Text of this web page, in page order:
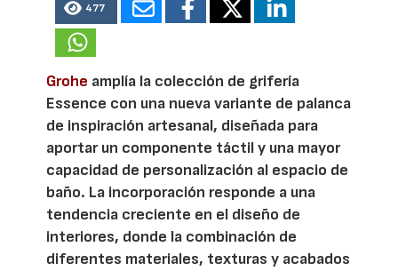
477
Grohe amplía la colección de grifería
Essence con una nueva variante de palanca
de inspiración artesanal, diseñada para
aportar un componente táctil y una mayor
capacidad de personalización al espacio de
baño. La incorporación responde a una
tendencia creciente en el diseño de
interiores, donde la combinación de
diferentes materiales, texturas y acabados